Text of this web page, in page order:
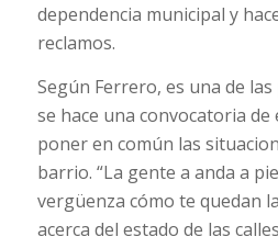
dependencia municipal y
reclamos.
Según Ferrero, es una de
se hace una convocatoria
poner en común las
barrio. “La gente a anda a
vergüenza cómo te quedan
acerca del estado de las